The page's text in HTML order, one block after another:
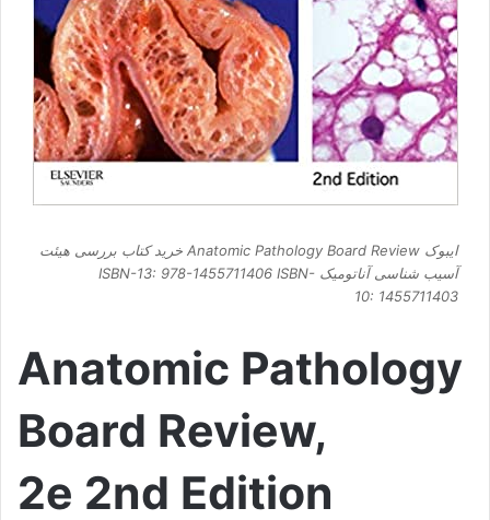
ایبوک Anatomic Pathology Board Review خرید کتاب بررسی هیئت
آسیب شناسی آناتومیک ISBN-13: 978-1455711406 ISBN-
10: 1455711403
Anatomic Pathology
Board Review,
2e 2nd Edition